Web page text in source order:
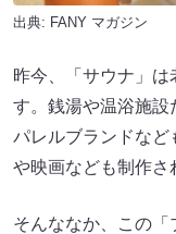
出典: FANY マガジン
昨今、「サウナ」は
す。銭湯や温浴施設
パレルブランドなど
や映画なども制作さ
そんななか、この「